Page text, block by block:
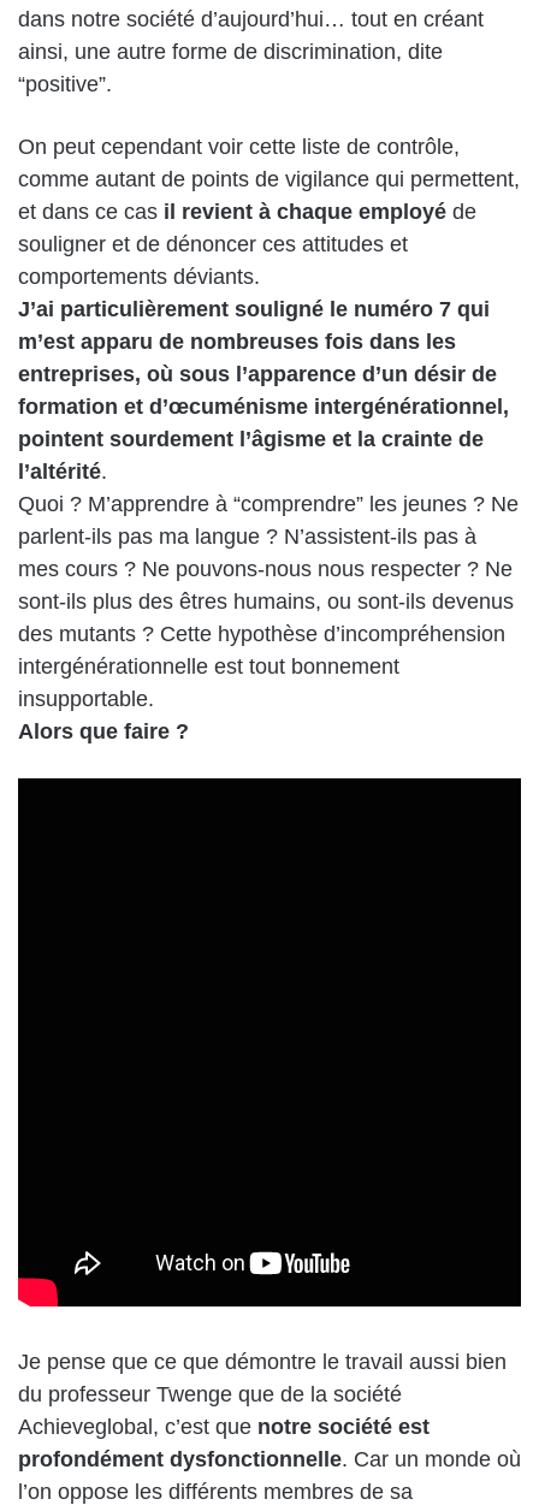
dans notre société d’aujourd’hui… tout en créant
ainsi, une autre forme de discrimination, dite
“positive”.
On peut cependant voir cette liste de contrôle,
comme autant de points de vigilance qui permettent,
et dans ce cas il revient à chaque employé de
souligner et de dénoncer ces attitudes et
comportements déviants.
J’ai particulièrement souligné le numéro 7 qui
m’est apparu de nombreuses fois dans les
entreprises, où sous l’apparence d’un désir de
formation et d’œcuménisme intergénérationnel,
pointent sourdement l’âgisme et la crainte de
l’altérité.
Quoi ? M’apprendre à “comprendre” les jeunes ? Ne
parlent-ils pas ma langue ? N’assistent-ils pas à
mes cours ? Ne pouvons-nous nous respecter ? Ne
sont-ils plus des êtres humains, ou sont-ils devenus
des mutants ? Cette hypothèse d’incompréhension
intergénérationnelle est tout bonnement
insupportable.
Alors que faire ?
Je pense que ce que démontre le travail aussi bien
du professeur Twenge que de la société
Achieveglobal, c’est que notre société est
profondément dysfonctionnelle. Car un monde où
l’on oppose les différents membres de sa